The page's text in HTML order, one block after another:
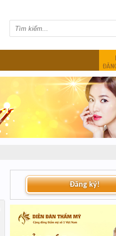
Đăng ký!